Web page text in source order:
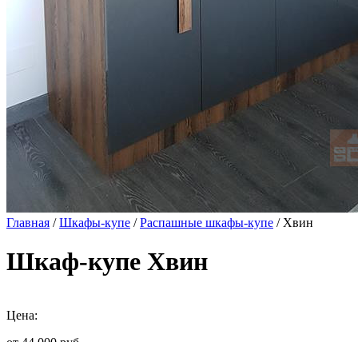
Главная /Шкафы-купе /Распашные шкафы-купе / Хвин
Шкаф-купе Хвин
Цена: